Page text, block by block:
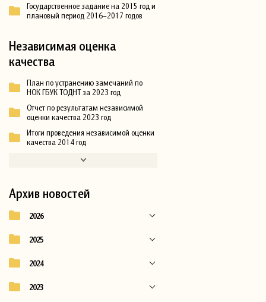
Государственное задание на 2015 год и
плановый период 2016–2017 годов
Независимая оценка
качества
План по устранению замечаний по
НОК ГБУК ТОДНТ за 2023 год
Отчет по результатам независимой
оценки качества 2023 год
Итоги проведения независимой оценки
качества 2014 год
Архив новостей
2026
2025
2024
2023